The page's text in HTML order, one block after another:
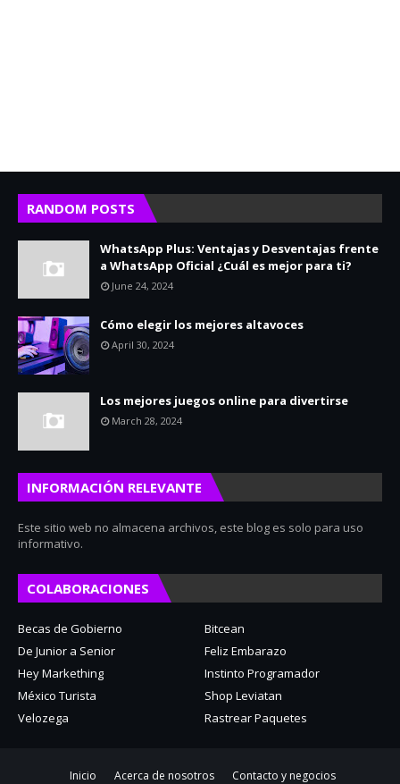
RANDOM POSTS
WhatsApp Plus: Ventajas y Desventajas frente
a WhatsApp Oficial ¿Cuál es mejor para ti?
June 24, 2024
Cómo elegir los mejores altavoces
April 30, 2024
Los mejores juegos online para divertirse
March 28, 2024
INFORMACIÓN RELEVANTE
Este sitio web no almacena archivos, este blog es solo para uso
informativo.
COLABORACIONES
Becas de Gobierno
Bitcean
De Junior a Senior
Feliz Embarazo
Hey Markething
Instinto Programador
México Turista
Shop Leviatan
Velozega
Rastrear Paquetes
Inicio Acerca de nosotros Contacto y negocios